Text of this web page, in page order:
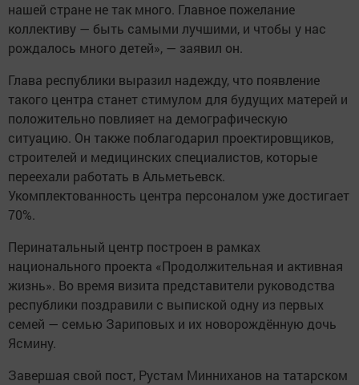
нашей стране не так много. Главное пожелание
коллективу — быть самыми лучшими, и чтобы у нас
рождалось много детей», — заявил он.
Глава республики выразил надежду, что появление
такого центра станет стимулом для будущих матерей и
положительно повлияет на демографическую
ситуацию. Он также поблагодарил проектировщиков,
строителей и медицинских специалистов, которые
переехали работать в Альметьевск.
Укомплектованность центра персоналом уже достигает
70%.
Перинатальный центр построен в рамках
национального проекта «Продолжительная и активная
жизнь». Во время визита представители руководства
республики поздравили с выпиской одну из первых
семей — семью Зариповых и их новорождённую дочь
Ясмину.
Завершая свой пост, Рустам Минниханов на татарском